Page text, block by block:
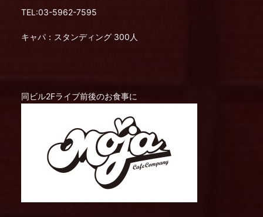
TEL:03-5962-7595
キャパ：スタンディング 300人
同ビル2Fライブ前後のお食事に